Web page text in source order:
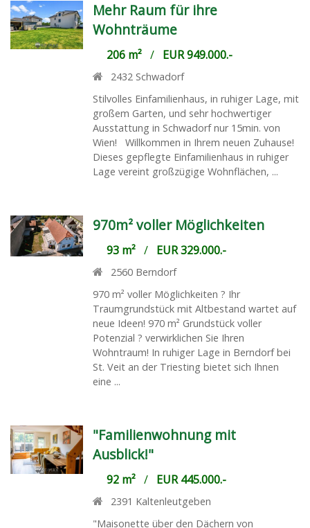
Mehr Raum für ihre
Wohnträume
206 m²/ EUR 949.000.-
2432 Schwadorf
Stilvolles Einfamilienhaus, in ruhiger Lage, mit
großem Garten, und sehr hochwertiger
Ausstattung in Schwadorf nur 15min. von
Wien! Willkommen in Ihrem neuen Zuhause!
Dieses gepflegte Einfamilienhaus in ruhiger
Lage vereint großzügige Wohnflächen, ...
970m² voller Möglichkeiten
93 m²/ EUR 329.000.-
2560 Berndorf
970 m² voller Möglichkeiten ? Ihr
Traumgrundstück mit Altbestand wartet auf
neue Ideen! 970 m² Grundstück voller
Potenzial ? verwirklichen Sie Ihren
Wohntraum! In ruhiger Lage in Berndorf bei
St. Veit an der Triesting bietet sich Ihnen
eine ...
"Familienwohnung mit
Ausblick!"
92 m²/ EUR 445.000.-
2391 Kaltenleutgeben
"Maisonette über den Dächern von